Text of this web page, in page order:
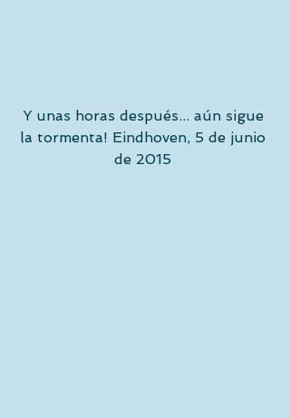
Y unas horas después... aún sigue
la tormenta! Eindhoven, 5 de junio
de 2015